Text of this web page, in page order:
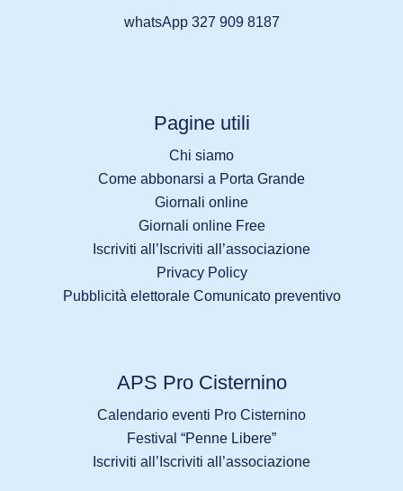
whatsApp 327 909 8187
Pagine utili
Chi siamo
Come abbonarsi a Porta Grande
Giornali online
Giornali online Free
Iscriviti all’Iscriviti all’associazione
Privacy Policy
Pubblicità elettorale Comunicato preventivo
APS Pro Cisternino
Calendario eventi Pro Cisternino
Festival “Penne Libere”
Iscriviti all’Iscriviti all’associazione